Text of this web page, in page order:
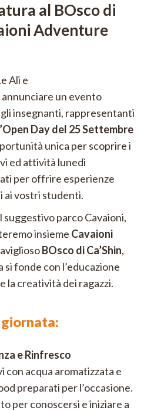
al BOsco di
Adventure
Ali e
annunciare un evento
insegnanti, rappresentanti
Day del 25 Settembre
unica per scoprire i
ed attività lunedì
per offrire esperienze
ai vostri studenti.
suggestivo parco Cavaioni,
insieme Cavaioni
BOsco di Ca’Shin,
fonde con l’educazione
la creatività dei ragazzi.
e Rinfresco
con acqua aromatizzata e
preparati per l’occasione.
per conoscersi e iniziare a